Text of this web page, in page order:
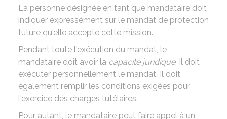
La personne désignée en tant que mandataire doit
indiquer expressément sur le mandat de protection
future qu'elle accepte cette mission.
Pendant toute l'exécution du mandat, le
mandataire doit avoir la capacité juridique. Il doit
exécuter personnellement le mandat. Il doit
également remplir les conditions exigées pour
l'exercice des charges tutélaires.
Pour autant, le mandataire peut faire appel à un